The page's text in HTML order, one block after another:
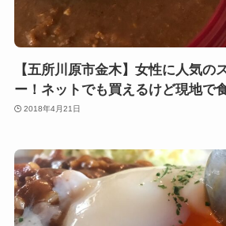
【五所川原市金木】女性に人気の
ー！ネットでも買えるけど現地で
2018年4月21日